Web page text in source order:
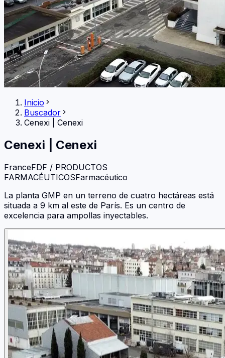
Inicio
Buscador
Cenexi
Cenexi
Cenexi Cenexi
FranceFDF / PRODUCTOS
FARMACÉUTICOSFarmacéutico
La planta GMP en un terreno de cuatro hectáreas está
situada a 9 km al este de París. Es un centro de
excelencia para ampollas inyectables.